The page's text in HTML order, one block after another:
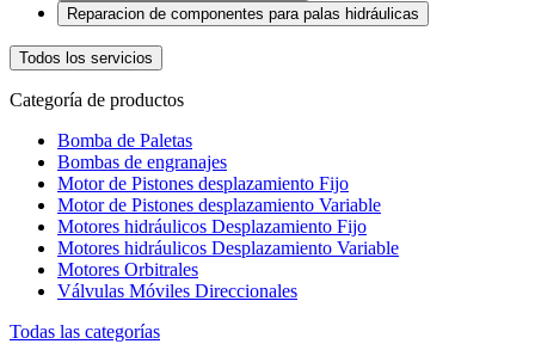
Reparacion de componentes para palas hidráulicas
Todos los servicios
Categoría de productos
Bomba de Paletas
Bombas de engranajes
Motor de Pistones desplazamiento Fijo
Motor de Pistones desplazamiento Variable
Motores hidráulicos Desplazamiento Fijo
Motores hidráulicos Desplazamiento Variable
Motores Orbitrales
Válvulas Móviles Direccionales
Todas las categorías